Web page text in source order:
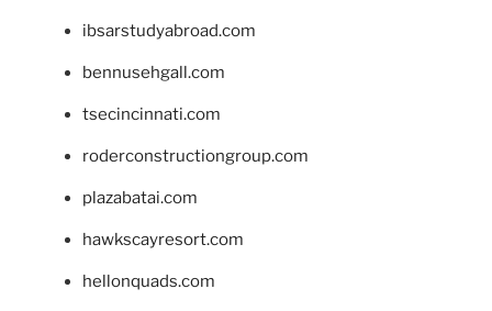
ibsarstudyabroad.com
bennusehgall.com
tsecincinnati.com
roderconstructiongroup.com
plazabatai.com
hawkscayresort.com
hellonquads.com